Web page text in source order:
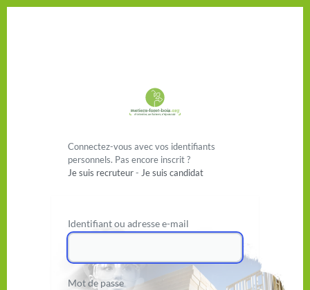
Connectez-vous avec vos identifiants
personnels. Pas encore inscrit ?
Je suis recruteur- Je suis candidat
Identifiant ou adresse e-mail
Mot de passe